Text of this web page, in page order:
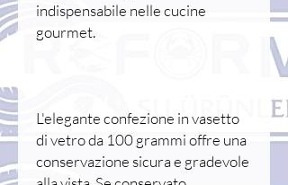
indispensabile nelle cucine
gourmet.
L'elegante confezione in vasetto
di vetro da 100 grammi offre una
conservazione sicura e gradevole